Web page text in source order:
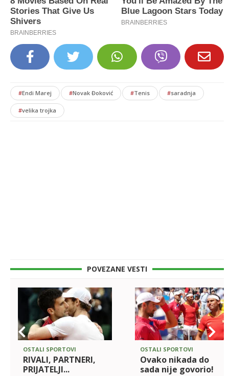
#Endi Marej #Novak Đoković #Tenis #saradnja
#velika trojka
POVEZANE VESTI
OSTALI SPORTOVI
RIVALI, PARTNERI,
PRIJATELJI...
OSTALI SPORTOVI
Ovako nikada do
sada nije govorio!